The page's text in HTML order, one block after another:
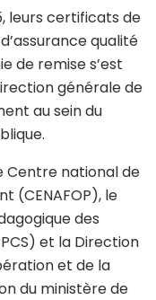
leurs certificats de
qualité
de remise s’est
générale de
au sein du
Centre national de
(CENAFOP), le
des
et la Direction
et de la
du ministère de